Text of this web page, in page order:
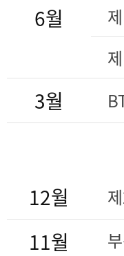
6월
3월
12월
11월